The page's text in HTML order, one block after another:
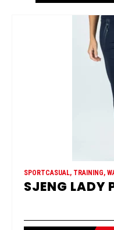
SPORTCASUAL, TRAINING,
SJENG LADY